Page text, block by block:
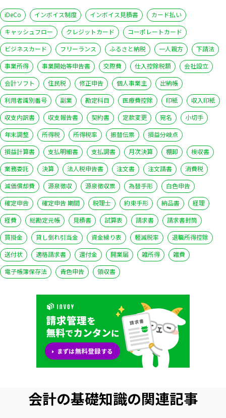
iDeCo インボイス制度 インボイス見積書
カード払い
キャッシュフロー
クレジットカード
コーポレートカード
ビジネスカード
フリーランス ふるさと納税 一人親方
下請法
事業所得
事業開始等申告書 交際費 仕入控除税額
会社設立
会計ソフト
住民税 修正申告 個人事業主
出納帳
利用者識別番号
副業 勘定科目 医療費控除 印紙
収入印紙
収支内訳書
収支報告書 契約書 定款変更 宛名
小切手
年末調整
所得税 所得税率 振替伝票
損益分岐点
損益計算書
支払明細書 支払調書 月次決算 棚卸
検収書
業務委託
決算 法人税申告書 注文書 注文請書
消費税
減価償却費
源泉徴収 源泉徴収票 為替手形
白色申告
確定申告
確定申告 期間 税理士 約束手形 納品書
経理
経費
総勘定元帳 見積書 試算表 請求書
請求書封筒
買掛金
貸し倒れ引当金 資金繰り表 軽減税率
退職所得控除
送付状
適格請求書 還付金 開業届 雑所得
雑費
電子帳簿保存法
青色申告 領収書
会計の基礎知識の関連記事